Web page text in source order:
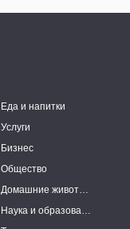
Еда и напитки
Услуги
Бизнес
Общество
Домашние животные
Наука и образование